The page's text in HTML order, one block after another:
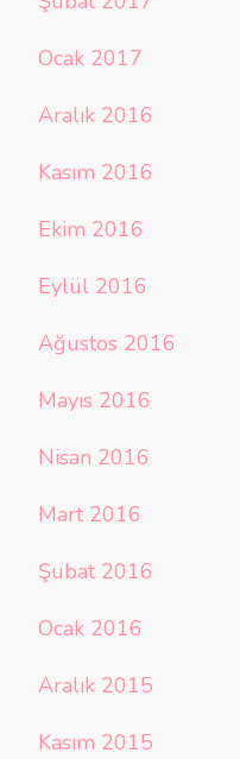
Ocak 2017
Aralık 2016
Kasım 2016
Ekim 2016
Eylül 2016
Ağustos 2016
Mayıs 2016
Nisan 2016
Mart 2016
Şubat 2016
Ocak 2016
Aralık 2015
Kasım 2015